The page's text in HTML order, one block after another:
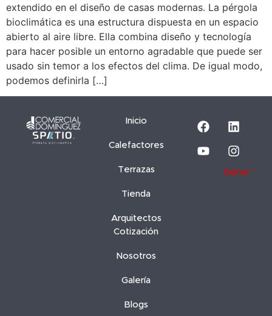
extendido en el diseño de casas modernas. La pérgola
bioclimática es una estructura dispuesta en un espacio
abierto al aire libre. Ella combina diseño y tecnología
para hacer posible un entorno agradable que puede ser
usado sin temor a los efectos del clima. De igual modo,
podemos definirla […]
Inicio
Calefactores
Terrazas
Tienda
Arquitectos
Cotización
Nosotros
Galería
Blogs